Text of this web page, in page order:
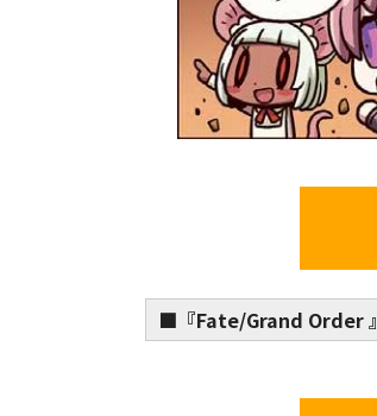
■『Fate/Grand Order 』